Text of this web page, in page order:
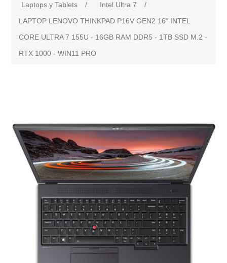
Laptops y Tablets
/ Intel Ultra 7
/
LAPTOP LENOVO THINKPAD P16V GEN2 16" INTEL
CORE ULTRA 7 155U - 16GB RAM DDR5 - 1TB SSD M.2 -
RTX 1000 - WIN11 PRO